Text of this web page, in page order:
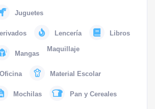
Juguetes
Lencería Libros
Mangas
Maquillaje
Material Escolar
Mochilas Pan y Cereales